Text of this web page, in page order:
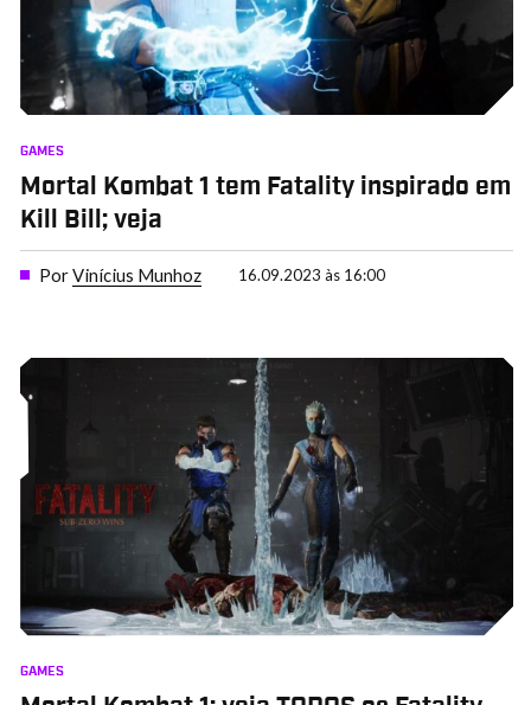
GAMES
Mortal Kombat 1 tem Fatality inspirado em
Kill Bill; veja
PorVinícius Munhoz 16.09.2023 às 16:00
GAMES